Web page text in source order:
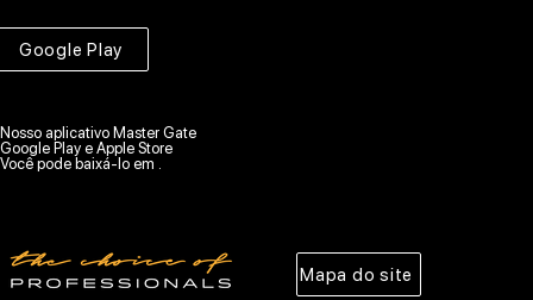
Google Play
Nosso aplicativo Master Gate
Google Play e Apple Store
Você pode baixá-lo em .
Mapa do site